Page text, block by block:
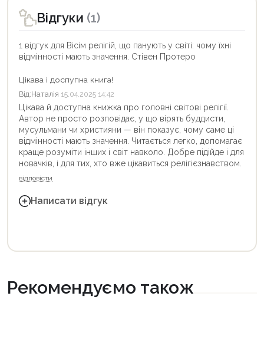
Відгуки (1)
1 відгук для Вісім релігій, що панують у світі: чому їхні
відмінності мають значення. Стівен Протеро
Цікава і доспупна книга!
Від:Наталія 15.04.2025 14:42
Цікава й доступна книжка про головні світові релігії.
Автор не просто розповідає, у що вірять буддисти,
мусульмани чи християни — він показує, чому саме ці
відмінності мають значення. Читається легко, допомагає
краще розуміти інших і світ навколо. Добре підійде і для
новачків, і для тих, хто вже цікавиться релігієзнавством.
відповісти
Написати відгук
Рекомендуємо також